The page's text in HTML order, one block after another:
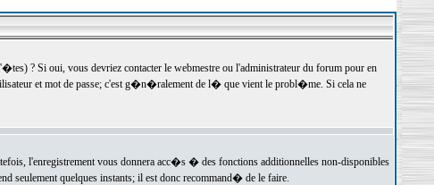
? Si oui, vous devriez contacter le webmestre ou l'administrateur du forum pour en
et mot de passe; c'est g�n�ralement de l� que vient le probl�me. Si cela ne
l'enregistrement vous donnera acc�s � des fonctions additionnelles non-disponibles
seulement quelques instants; il est donc recommand� de le faire.